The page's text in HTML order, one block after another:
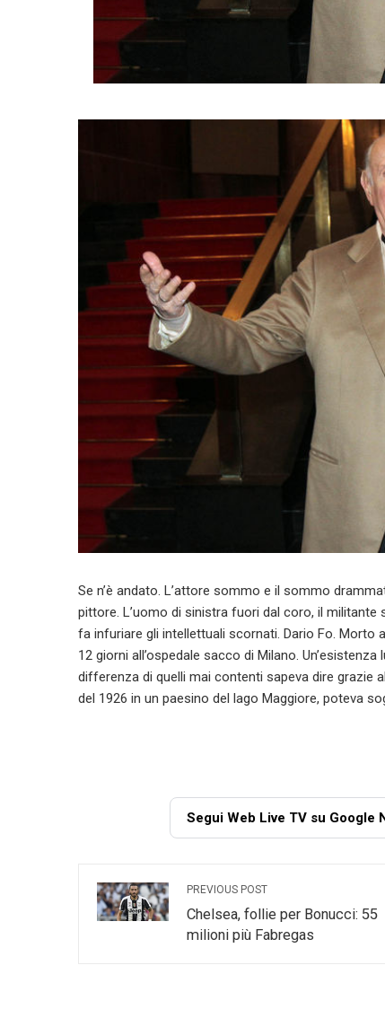
Se n’è andato. L’attore sommo e il sommo
pittore. L’uomo di sinistra fuori dal coro, il
fa infuriare gli intellettuali scornati. Dario Fo. Morto
12 giorni all’ospedale sacco di Milano.
differenza di quelli mai contenti sapeva dire grazie
del 1926 in un paesino del lago Maggiore, poteva
Segui Web Live TV su Google
PREVIOUS POST
Chelsea, follie per Bonucci: 55
milioni più Fabregas